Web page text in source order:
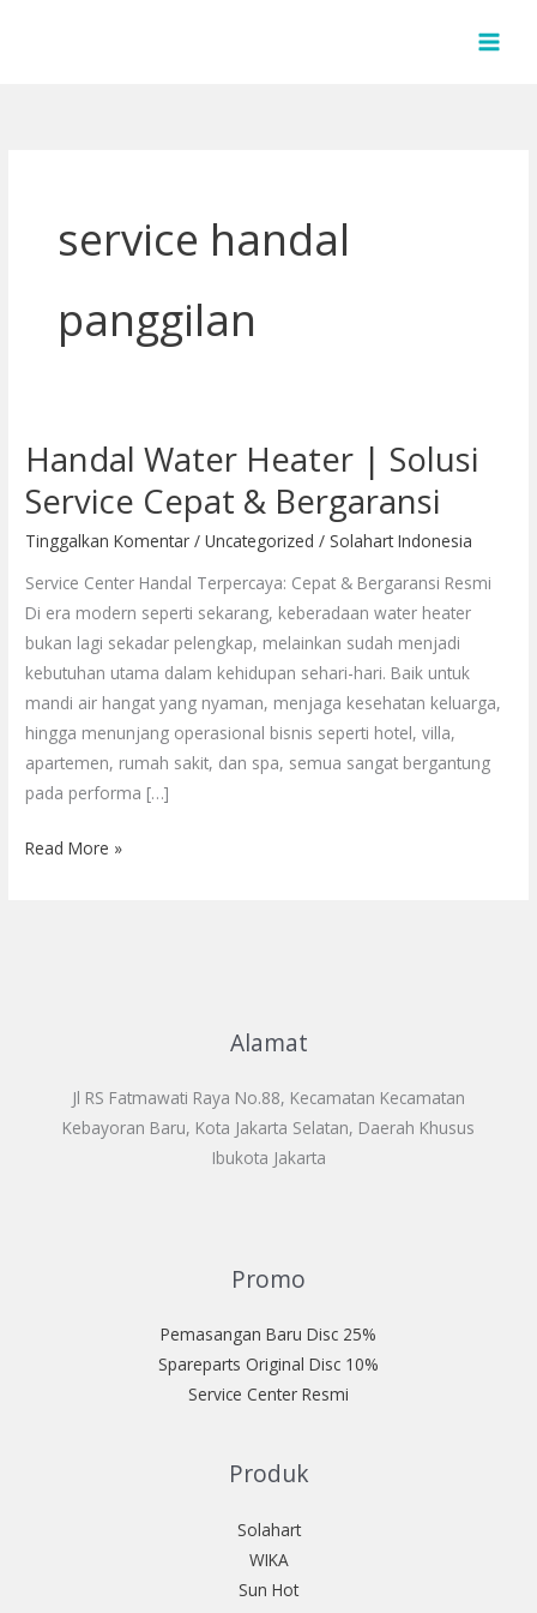
service handal
panggilan
Handal Water Heater | Solusi
Service Cepat & Bergaransi
Tinggalkan Komentar /Uncategorized / Solahart Indonesia
Service Center Handal Terpercaya: Cepat & Bergaransi Resmi
Di era modern seperti sekarang, keberadaan water heater
bukan lagi sekadar pelengkap, melainkan sudah menjadi
kebutuhan utama dalam kehidupan sehari-hari. Baik untuk
mandi air hangat yang nyaman, menjaga kesehatan keluarga,
hingga menunjang operasional bisnis seperti hotel, villa,
apartemen, rumah sakit, dan spa, semua sangat bergantung
pada performa […]
Handal
Heater
|
Solusi
Service
Cepat
&
Bergaransi
Read More »
Alamat
Jl RS Fatmawati Raya No.88, Kecamatan Kecamatan
Kebayoran Baru, Kota Jakarta Selatan, Daerah Khusus
Ibukota Jakarta
Promo
Pemasangan Baru Disc 25%
Spareparts Original Disc 10%
Service Center Resmi
Produk
Solahart
WIKA
Sun Hot